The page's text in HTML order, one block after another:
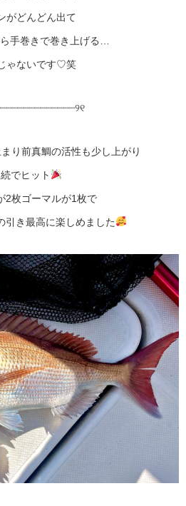
がどんどん出て
手巻きで巻き上げる…
ゃないです♡笑
り前真鯛の活性も少し上がり
でヒット
2枚ゴーマルが1枚で
引き最高に楽しめました